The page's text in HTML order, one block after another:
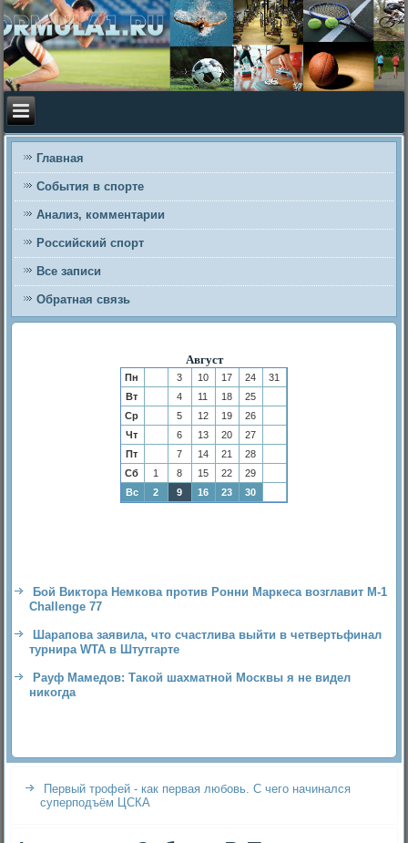
Главная
События в спорте
Анализ, комментарии
Российский спорт
Все записи
Обратная связь
Август
Пн 3 10 17 24
31
Вт
4 11 18
25
Ср
5 12 19
26
Чт
6 13 20
27
Пт
7 14 21
28
Сб
1 8 15 22
29
Вс
2 9 16 23 30
Бой Виктора Немкова против Ронни Маркеса возглавит M-1
Challenge 77
Шарапова заявила, что счастлива выйти в четвертьфинал
турнира WTA в Штутгарте
Рауф Мамедов: Такой шахматной Москвы я не видел
никогда
Первый трофей - как первая любовь. С чего начинался
суперподъём ЦСКА